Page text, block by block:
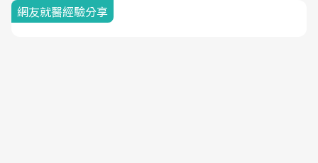
網友就醫經驗分享